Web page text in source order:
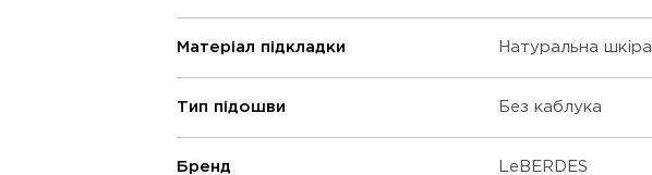
Матеріал підкладки Натуральна шкіра
Тип підошви Без каблука
Бренд LeBERDES